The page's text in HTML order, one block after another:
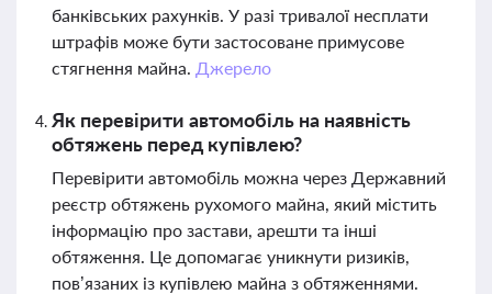
банківських рахунків. У разі тривалої несплати
штрафів може бути застосоване примусове
стягнення майна. Джерело
Як перевірити автомобіль на наявність
обтяжень перед купівлею?
Перевірити автомобіль можна через Державний
реєстр обтяжень рухомого майна, який містить
інформацію про застави, арешти та інші
обтяження. Це допомагає уникнути ризиків,
пов’язаних із купівлею майна з обтяженнями.